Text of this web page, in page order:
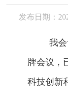
发布日期：
我
牌会议，
科技创新